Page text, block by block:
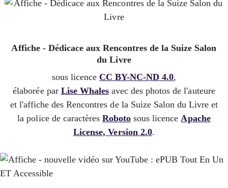
Affiche - Dédicace aux Rencontres de la Suize Salon
du Livre
sous licence CC BY-NC-ND 4.0,
élaborée par Lise Whalesavec des photos de l'auteure
et l'affiche des Rencontres de la Suize Salon du Livre et
la police de caractères Roboto sous licenceApache
License, Version 2.0.